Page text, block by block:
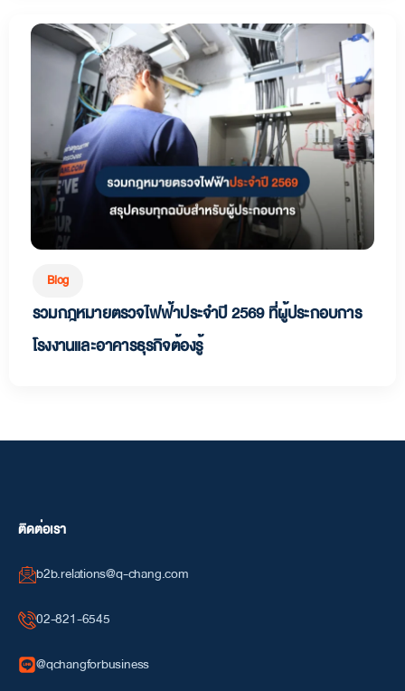
Blog
รวมกฎหมายตรวจไฟฟ้าประจำปี 2569 ที่ผู้ประกอบการ
โรงงานและอาคารธุรกิจต้องรู้
ติดต่อเรา
b2b.relations@q-chang.com
02-821-6545
@qchangforbusiness